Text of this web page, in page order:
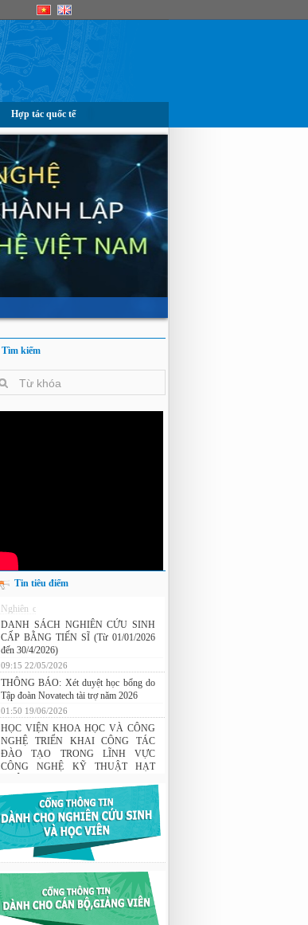
Hợp tác quốc tế
Tìm kiếm
Tin tiêu điểm
Nghiên cứu chế tạo hệ thống xác định
hướng vật thể độ chính xác cao dựa trên
từ kế và vật liệu biến hóa
DANH SÁCH NGHIÊN CỨU SINH
CẤP BẰNG TIẾN SĨ (Từ 01/01/2026
đến 30/4/2026)
09:15 22/05/2026
THÔNG BÁO: Xét duyệt học bổng do
Tập đoàn Novatech tài trợ năm 2026
01:50 19/06/2026
HỌC VIỆN KHOA HỌC VÀ CÔNG
NGHỆ TRIỂN KHAI CÔNG TÁC
ĐÀO TẠO TRONG LĨNH VỰC
CÔNG NGHỆ KỸ THUẬT HẠT
NHÂN
03:41 08/07/2026
GIAO LƯU TRAO ĐỔI HỌC THUẬT
GIỮA HỌC VIỆN KHOA HỌC VÀ
HỌC OSAKA, TRƯỜNG TRUNG
HỌC HYOGO (NHẬT BẢN) VÀ
TRƯỜNG TRUNG HỌC PHỔ
THÔNG CHUYÊN KHOA HỌC TỰ